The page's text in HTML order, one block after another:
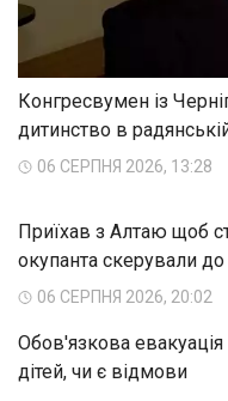
Конгресвумен із
дитинство в
06 СЕРПНЯ 2026, 13:28
Приїхав з Алтаю щоб
окупанта скерували
06 СЕРПНЯ 2026, 20:02
Обов'язкова
дітей, чи є відмови